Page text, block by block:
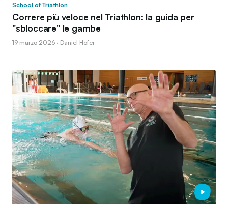
School of Triathlon
Correre più veloce nel Triathlon: la guida per
"sbloccare" le gambe
19 marzo 2026 · Daniel Hofer